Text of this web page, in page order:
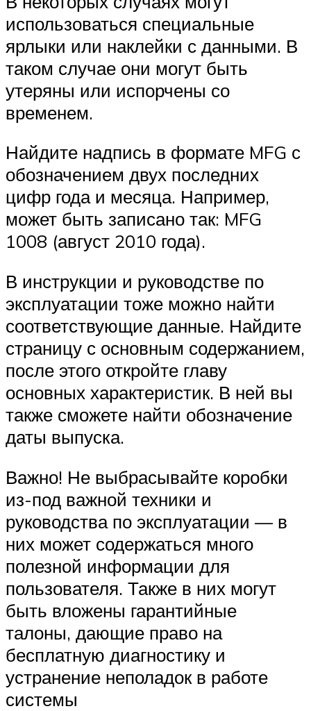
использоваться специальные
ярлыки или наклейки с данными. В
таком случае они могут быть
утеряны или испорчены со
временем.
Найдите надпись в формате MFG с
обозначением двух последних
цифр года и месяца. Например,
может быть записано так: MFG
1008 (август 2010 года).
В инструкции и руководстве по
эксплуатации тоже можно найти
соответствующие данные. Найдите
страницу с основным содержанием,
после этого откройте главу
основных характеристик. В ней вы
также сможете найти обозначение
даты выпуска.
Важно! Не выбрасывайте коробки
из-под важной техники и
руководства по эксплуатации — в
них может содержаться много
полезной информации для
пользователя. Также в них могут
быть вложены гарантийные
талоны, дающие право на
бесплатную диагностику и
устранение неполадок в работе
системы